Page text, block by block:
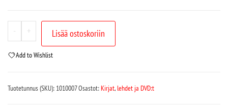
- + Lisää ostoskoriin
Add to Wishlist
Tuotetunnus (SKU): 1010007Osastot:Kirjat,lehdet ja DVD:t